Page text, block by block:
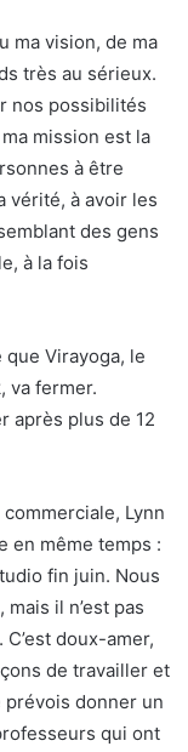
ma vision, de ma
très au sérieux.
nos possibilités
mission est la
à être
vérité, à avoir les
des gens
à la fois
Virayoga, le
va fermer.
après plus de 12
Lynn
en même temps :
fin juin. Nous
il n’est pas
doux-amer,
de travailler et
prévois donner un
qui ont